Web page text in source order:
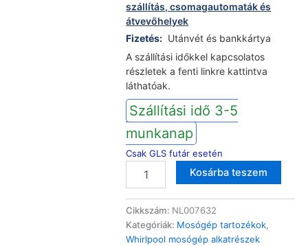
szállítás, csomagautomaták és
átvevőhelyek
Fizetés: Utánvét és bankkártya
A szállítási időkkel kapcsolatos
részletek a fenti linkre kattintva
láthatóak.
Szállítási idő 3-5
munkanap
Csak GLS futár esetén
szárítógép
univerzális
összeépítő
Kosárba teszem
Alternative:
Cikkszám: NL007632
Kategóriák: Mosógép tartozékok,
Whirlpool mosógép alkatrészek